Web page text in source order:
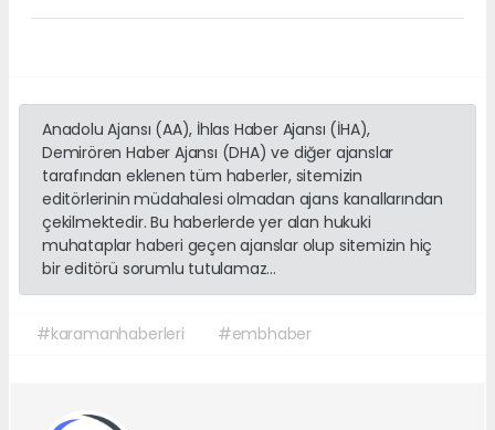
Anadolu Ajansı (AA), İhlas Haber Ajansı (İHA),
Demirören Haber Ajansı (DHA) ve diğer ajanslar
tarafından eklenen tüm haberler, sitemizin
editörlerinin müdahalesi olmadan ajans kanallarından
çekilmektedir. Bu haberlerde yer alan hukuki
muhataplar haberi geçen ajanslar olup sitemizin hiç
bir editörü sorumlu tutulamaz...
#karamanhaberleri #embhaber